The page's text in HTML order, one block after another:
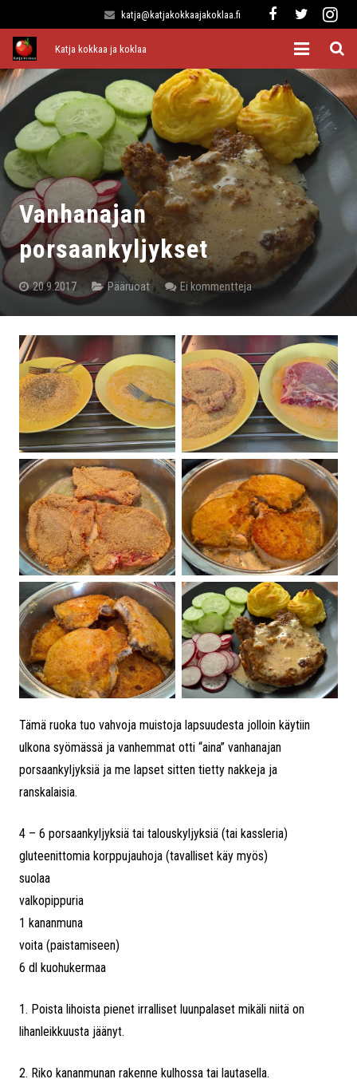
katja@katjakokkaajakoklaa.fi
Katja kokkaa ja koklaa
Etusivu
Alkuruoat
Pääruoat
Lisukkeet
Jälkiruoat
Kaikki reseptit
Vanhanajan
porsaankyljykset
20.9.2017 Pääruoat Ei kommentteja
Tämä ruoka tuo vahvoja muistoja lapsuudesta jolloin käytiin
ulkona syömässä ja vanhemmat otti “aina” vanhanajan
porsaankyljyksiä ja me lapset sitten tietty nakkeja ja
ranskalaisia.
4 – 6 porsaankyljyksiä tai talouskyljyksiä (tai kassleria)
gluteenittomia korppujauhoja (tavalliset käy myös)
suolaa
valkopippuria
1 kananmuna
voita (paistamiseen)
6 dl kuohukermaa
1. Poista lihoista pienet irralliset luunpalaset mikäli niitä on
lihanleikkuusta jäänyt.
2. Riko kananmunan rakenne kulhossa tai lautasella.